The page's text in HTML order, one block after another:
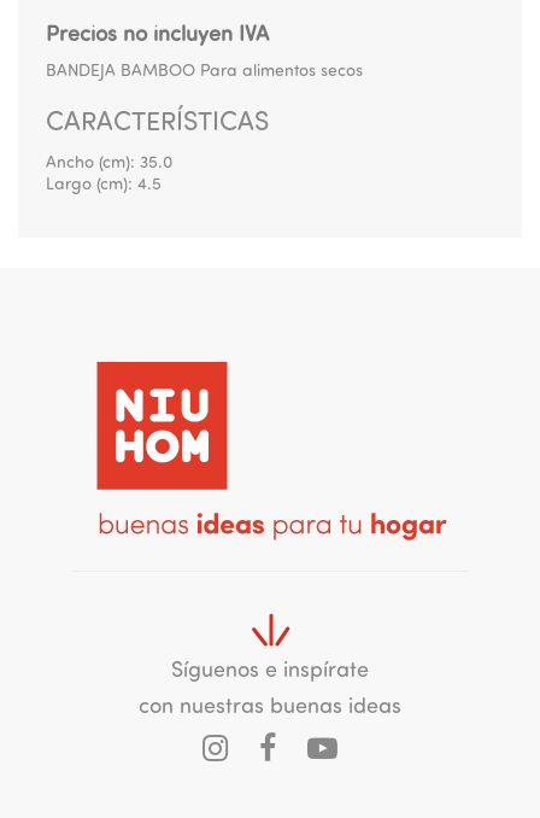
Precios no incluyen IVA
BANDEJA BAMBOO Para alimentos secos
CARACTERÍSTICAS
Ancho (cm): 35.0
Largo (cm): 4.5
Síguenos e inspírate
con nuestras buenas ideas